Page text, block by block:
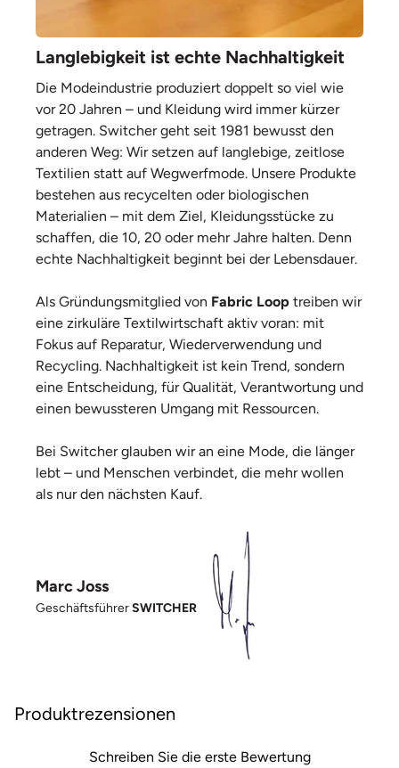
Langlebigkeit ist echte Nachhaltigkeit
Die Modeindustrie produziert doppelt so viel wie
vor 20 Jahren – und Kleidung wird immer kürzer
getragen. Switcher geht seit 1981 bewusst den
anderen Weg: Wir setzen auf langlebige, zeitlose
Textilien statt auf Wegwerfmode. Unsere Produkte
bestehen aus recycelten oder biologischen
Materialien – mit dem Ziel, Kleidungsstücke zu
schaffen, die 10, 20 oder mehr Jahre halten. Denn
echte Nachhaltigkeit beginnt bei der Lebensdauer.
Als Gründungsmitglied von Fabric Loop treiben wir
eine zirkuläre Textilwirtschaft aktiv voran: mit
Fokus auf Reparatur, Wiederverwendung und
Recycling. Nachhaltigkeit ist kein Trend, sondern
eine Entscheidung, für Qualität, Verantwortung und
einen bewussteren Umgang mit Ressourcen.
Bei Switcher glauben wir an eine Mode, die länger
lebt – und Menschen verbindet, die mehr wollen
als nur den nächsten Kauf.
Marc Joss
GeschäftsführerSWITCHER
Produktrezensionen
Schreiben Sie die erste Bewertung